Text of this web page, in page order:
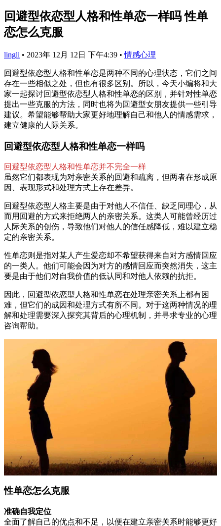
回避型依恋型人格和性单恋一样吗 性单
恋怎么克服
lingli • 2023年 12月 12日 下午4:39 • 情感心理
回避型依恋型人格和性单恋是两种不同的心理状态，它们之间
存在一些相似之处，但也有很多区别。所以，今天小编将和大
家一起探讨回避型依恋型人格和性单恋的区别，并针对性单恋
提出一些克服的方法，同时也将为回避型女朋友提供一些引导
建议。希望能够帮助大家更好地理解自己和他人的情感需求，
建立健康的人际关系。
回避型依恋型人格和性单恋一样吗
回避型依恋型人格和性单恋并不完全一样
虽然它们都表现为对亲密关系的回避和疏离，但两者在形成原
因、表现形式和处理方式上存在差异。
回避型依恋型人格主要是由于对他人不信任、缺乏同理心，从
而用回避的方式来拒绝两人的亲密关系。这类人可能曾经历过
人际关系的创伤，导致他们对他人的信任感降低，难以建立稳
定的亲密关系。
性单恋则是指对某人产生爱恋却不希望获得来自对方感情回应
的一类人。他们可能会因为对方的感情回应而突然消失，这主
要是由于他们对自我价值的低认同和对他人依赖的抗拒。
因此，回避型依恋型人格和性单恋在处理亲密关系上都有困
难，但它们的成因和处理方式有所不同。对于这两种情况的理
解和处理需要深入探究其背后的心理机制，并寻求专业的心理
咨询帮助。
性单恋怎么克服
准确自我定位
全面了解自己的优点和不足，以便在建立亲密关系时能够更好